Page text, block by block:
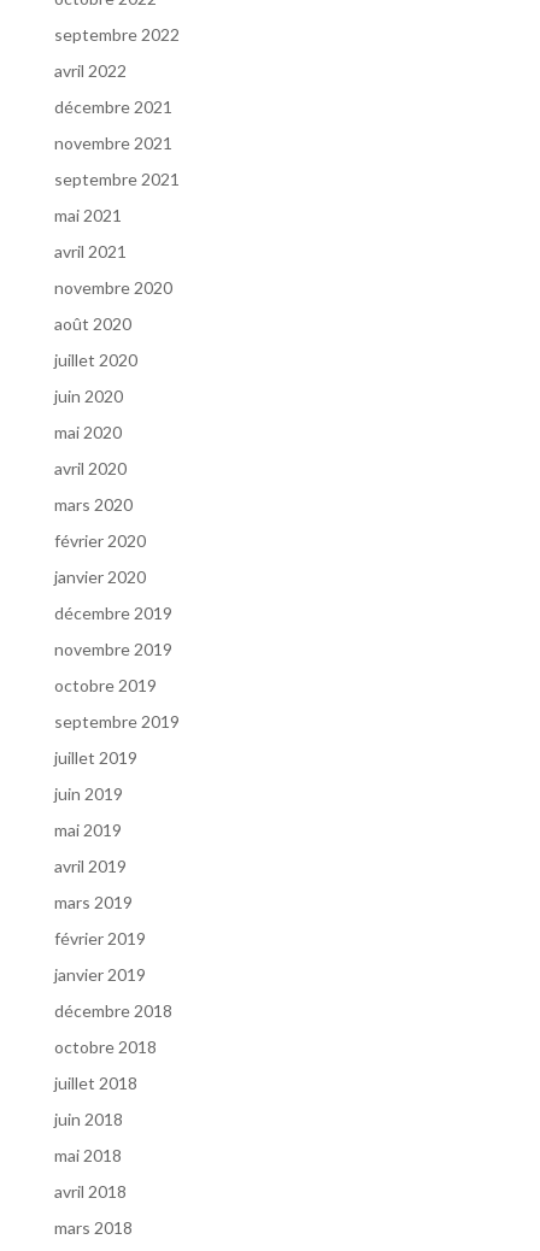
septembre 2022
avril 2022
décembre 2021
novembre 2021
septembre 2021
mai 2021
avril 2021
novembre 2020
août 2020
juillet 2020
juin 2020
mai 2020
avril 2020
mars 2020
février 2020
janvier 2020
décembre 2019
novembre 2019
octobre 2019
septembre 2019
juillet 2019
juin 2019
mai 2019
avril 2019
mars 2019
février 2019
janvier 2019
décembre 2018
octobre 2018
juillet 2018
juin 2018
mai 2018
avril 2018
mars 2018